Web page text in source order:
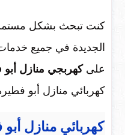
كنت تبحث بشكل
الجديدة في جميع
علىكهربجي منازل أبو
كهربائي منازل أبو
كهربائي منازل